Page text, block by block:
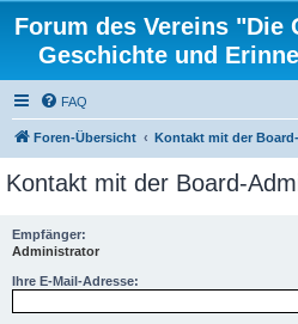
Forum des Vereins "Die
Geschichte und
FAQ
Foren-Übersicht Kontakt mit der
Kontakt mit der Board-
Empfänger:
Administrator
Ihre E-Mail-Adresse: